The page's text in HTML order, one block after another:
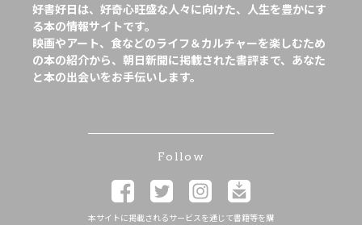
好書好日は、好奇心旺盛な人々に向けた、人生を豊かにす
る本の情報サイトです。
映画やアート、食などのライフ＆カルチャーを楽しむため
の本の紹介から、朝日新聞に掲載された書評まで、あなた
と本の出会いをお手伝いします。
Follow
本サイトに掲載されるサービスを通じて書籍等を購